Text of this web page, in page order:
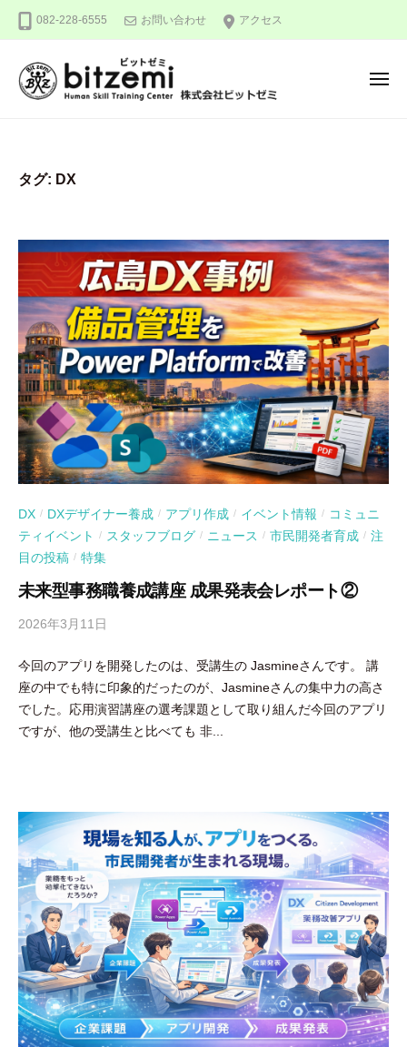
082-228-6555 お問い合わせ アクセス
社
ッ
ト
ゼ
ミ
を
る
メ
タグ: DX
DX / DXデザイナー養成 / アプリ作成 / イベント情報 / コミュニ
ティイベント
/ スタッフブログ / ニュース / 市民開発者育成 / 注
目の投稿 / 特集
未来型事務職養成講座 成果発表会レポート②
2026年3月11日
吉
田
豪
今回のアプリを開発したのは、受講生の Jasmineさんです。 講
座の中でも特に印象的だったのが、Jasmineさんの集中力の高さ
でした。応用演習講座の選考課題として取り組んだ今回のアプリ
ですが、他の受講生と比べても 非...
会
社
ビ
ミ